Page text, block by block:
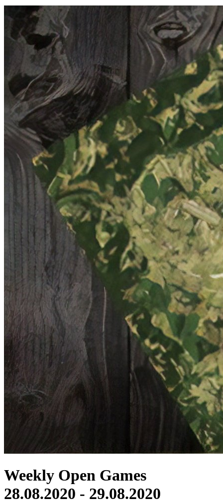
Weekly Open Games
28.08.2020 - 29.08.2020